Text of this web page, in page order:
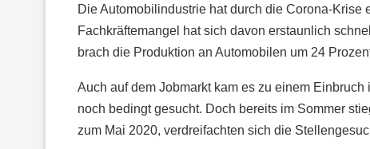
Die Automobilindustrie hat durch die Corona-Krise
Fachkräftemangel hat sich davon erstaunlich
brach die Produktion an Automobilen um 24
Auch auf dem Jobmarkt kam es zu einem
noch bedingt gesucht. Doch bereits im Sommer
zum Mai 2020, verdreifachten sich die